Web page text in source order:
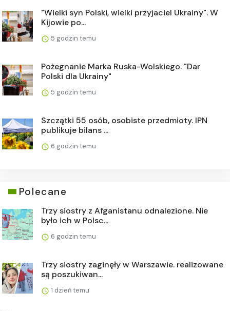
"Wielki syn Polski, wielki przyjaciel Ukrainy". W
Kijowie po...
5 godzin temu
Pożegnanie Marka Ruska-Wolskiego. "Dar
Polski dla Ukrainy"
5 godzin temu
Szczątki 55 osób, osobiste przedmioty. IPN
publikuje bilans ...
6 godzin temu
Polecane
Trzy siostry z Afganistanu odnalezione. Nie
było ich w Polsc...
6 godzin temu
Trzy siostry zaginęły w Warszawie. realizowane
są poszukiwan...
1 dzień temu